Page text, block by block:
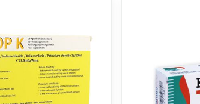
prijswaarden aan te passen.